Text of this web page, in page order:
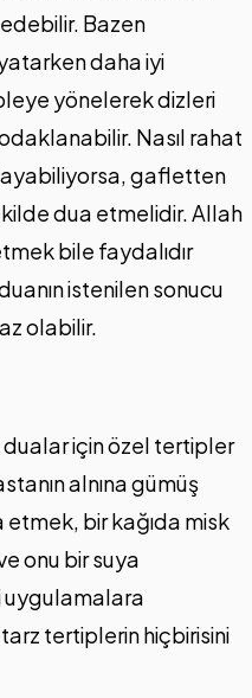
Bazen
daha iyi
yönelerek dizleri
Nasıl rahat
gafletten
dua etmelidir. Allah
bile faydalıdır
istenilen sonucu
olabilir.
dualar için özel tertipler
alnına gümüş
bir kağıda misk
onu bir suya
uygulamalara
tertiplerin hiçbirisini